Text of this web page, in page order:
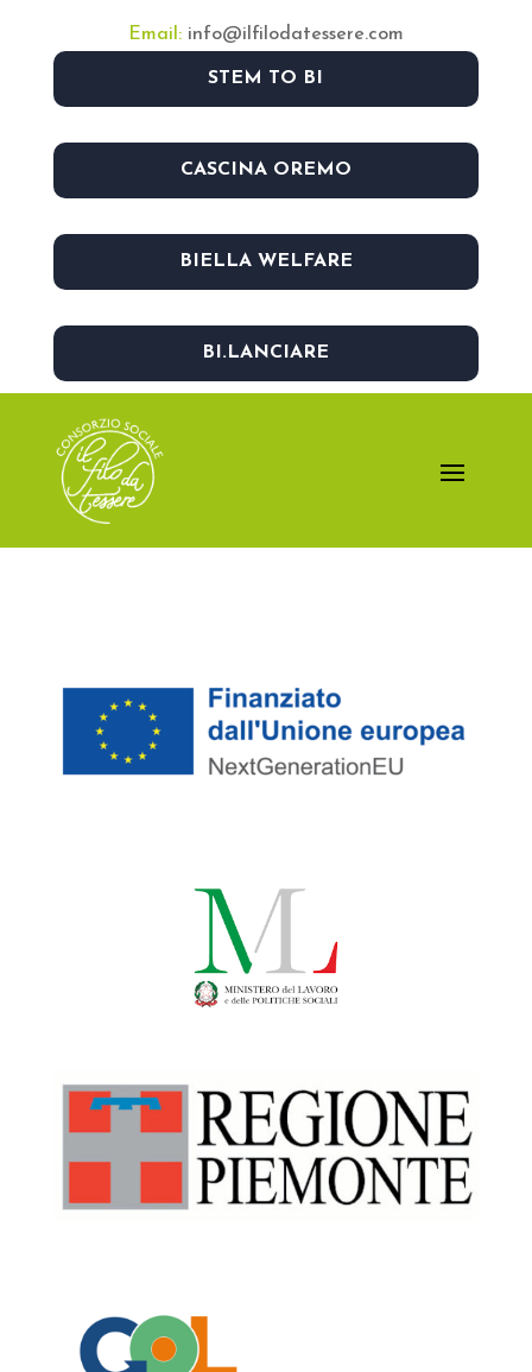
Email: info@ilfilodatessere.com
STEM TO BI
CASCINA OREMO
BIELLA WELFARE
BI.LANCIARE